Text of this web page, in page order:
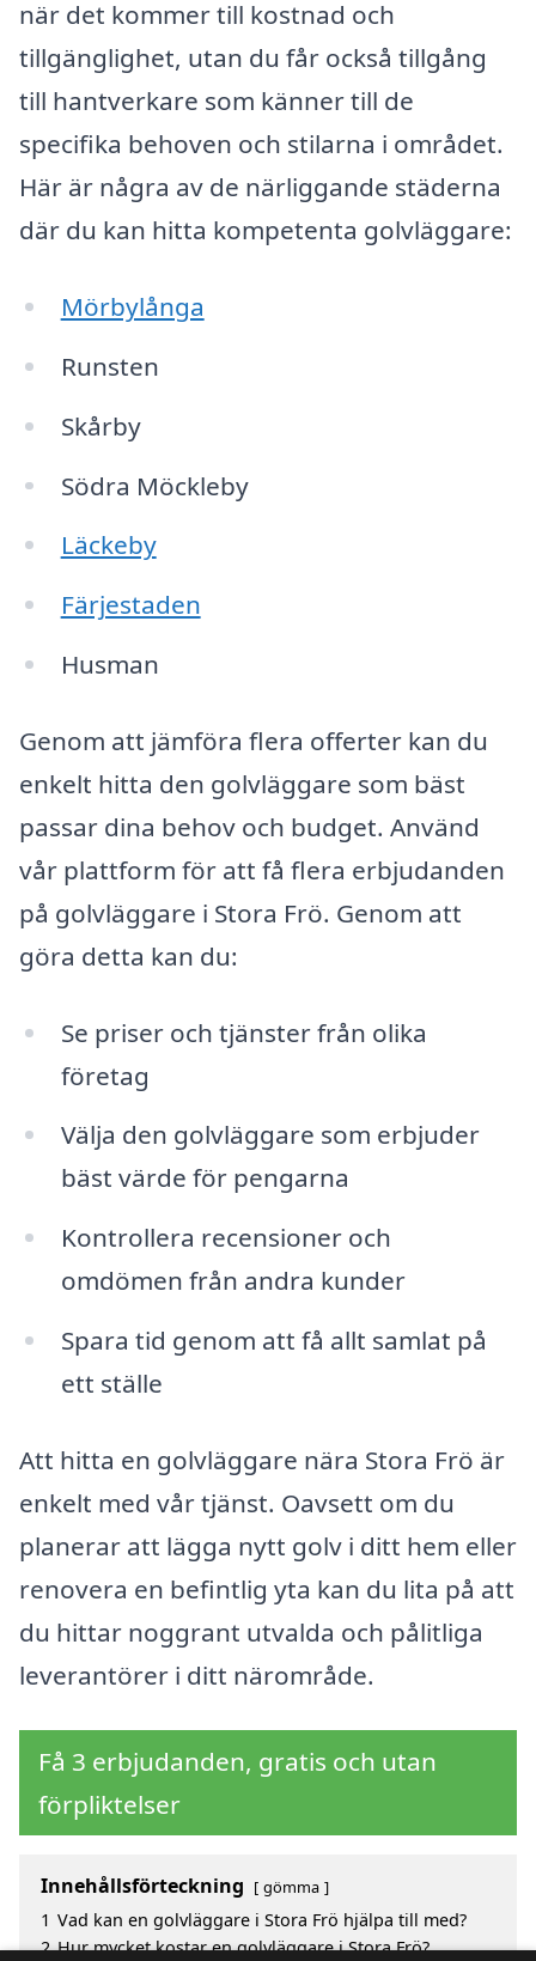
när det kommer till kostnad och
tillgänglighet, utan du får också tillgång
till hantverkare som känner till de
specifika behoven och stilarna i området.
Här är några av de närliggande städerna
där du kan hitta kompetenta golvläggare:
Mörbylånga
Runsten
Skårby
Södra Möckleby
Läckeby
Färjestaden
Husman
Genom att jämföra flera offerter kan du
enkelt hitta den golvläggare som bäst
passar dina behov och budget. Använd
vår plattform för att få flera erbjudanden
på golvläggare i Stora Frö. Genom att
göra detta kan du:
Se priser och tjänster från olika
företag
Välja den golvläggare som erbjuder
bäst värde för pengarna
Kontrollera recensioner och
omdömen från andra kunder
Spara tid genom att få allt samlat på
ett ställe
Att hitta en golvläggare nära Stora Frö är
enkelt med vår tjänst. Oavsett om du
planerar att lägga nytt golv i ditt hem eller
renovera en befintlig yta kan du lita på att
du hittar noggrant utvalda och pålitliga
leverantörer i ditt närområde.
Få 3 erbjudanden, gratis och utan
förpliktelser
Innehållsförteckning gömma
1 Vad kan en golvläggare i Stora Frö hjälpa till med?
2 Hur mycket kostar en golvläggare i Stora Frö?